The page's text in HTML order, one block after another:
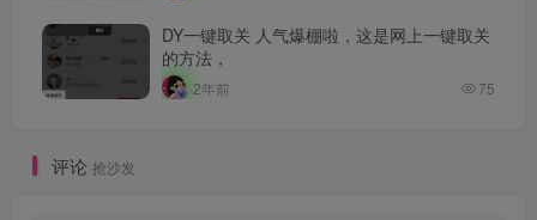
DY一键取关 人气爆棚啦，这是网上一键取关
的方法，
2年前 75
评论 抢沙发